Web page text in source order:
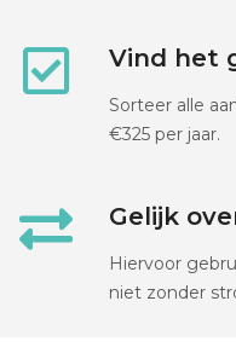
Vind het
Sorteer alle
€325 per jaar.
Gelijk
Hiervoor
niet zonder